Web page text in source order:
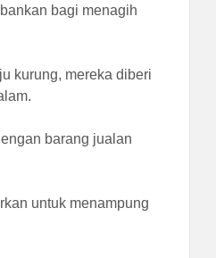
bagi menagih
kurung, mereka diberi
barang jualan
untuk menampung